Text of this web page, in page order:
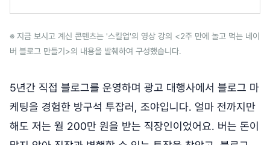
※ 지금 보시고 계신 콘텐츠는 '스킬업'의 영상 강의 <2주 만에 놀고 먹는 네이
버 블로그 만들기>의 내용을 발췌하여 구성했습니다.
5년간 직접 블로그를 운영하며 광고 대행사에서 블로그 마
케팅을 경험한 방구석 투잡러, 조야입니다. 얼마 전까지만
해도 저는 월 200만 원을 받는 직장인이었어요. 버는 돈이